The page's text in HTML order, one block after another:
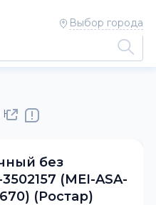
Выбор города
КАМАЗ
без
(MEI-ASA-
(Ростар)